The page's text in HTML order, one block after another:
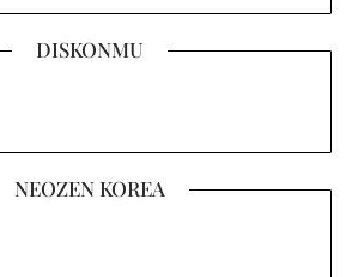
DISKONMU
NEOZEN KOREA